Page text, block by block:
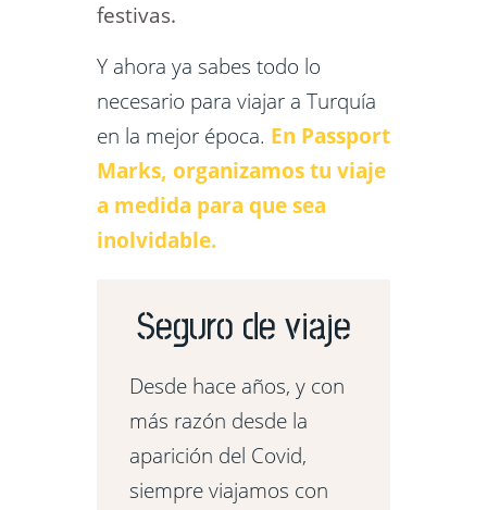
festivas.
Y ahora ya sabes todo lo
necesario para viajar a Turquía
en la mejor época. En Passport
Marks, organizamos tu viaje
a medida para que sea
inolvidable.
Seguro de viaje
Desde hace años, y con
más razón desde la
aparición del Covid,
siempre viajamos con